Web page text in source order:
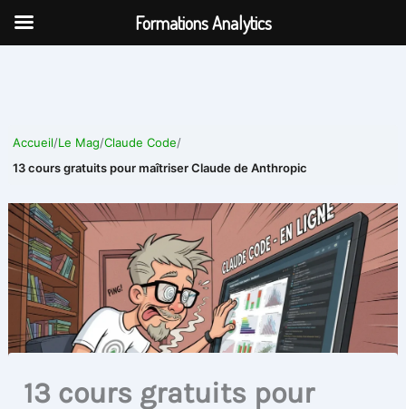
Aller
Accueil/Le Mag/Claude Code/
13 cours gratuits pour maîtriser Claude de Anthropic
13 cours gratuits pour
Formations Analytics